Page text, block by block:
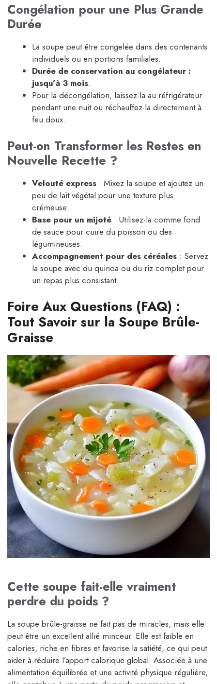
Congélation pour une Plus Grande
Durée
La soupe peut être congelée dans des contenants
individuels ou en portions familiales.
Durée de conservation au congélateur :
jusqu’à 3 mois.
Pour la décongélation, laissez-la au réfrigérateur
pendant une nuit ou réchauffez-la directement à
feu doux.
Peut-on Transformer les Restes en
Nouvelle Recette ?
Velouté express : Mixez la soupe et ajoutez un
peu de lait végétal pour une texture plus
crémeuse.
Base pour un mijoté : Utilisez-la comme fond
de sauce pour cuire du poisson ou des
légumineuses.
Accompagnement pour des céréales : Servez
la soupe avec du quinoa ou du riz complet pour
un repas plus consistant.
Foire Aux Questions (FAQ) :
Tout Savoir sur la Soupe Brûle-
Graisse
Cette soupe fait-elle vraiment
perdre du poids ?
La soupe brûle-graisse ne fait pas de miracles, mais elle
peut être un excellent allié minceur. Elle est faible en
calories, riche en fibres et favorise la satiété, ce qui peut
aider à réduire l’apport calorique global. Associée à une
alimentation équilibrée et une activité physique régulière,